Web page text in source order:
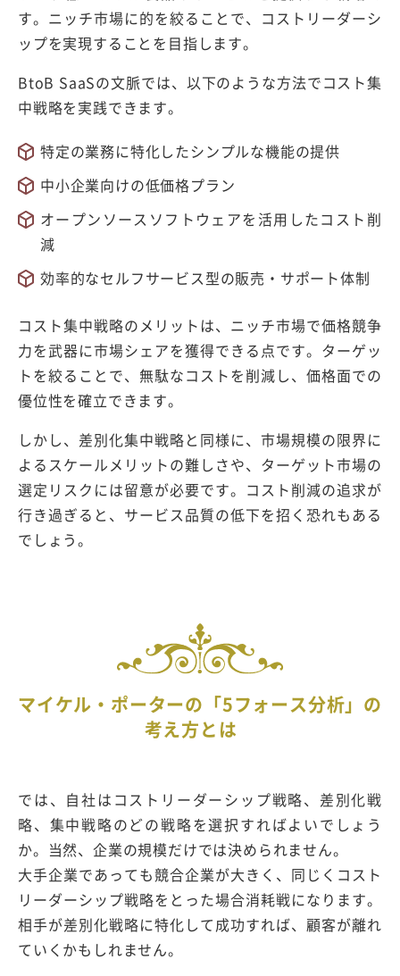
す。ニッチ市場に的を絞ることで、コストリーダーシ
ップを実現することを目指します。
BtoB SaaSの文脈では、以下のような方法でコスト集
中戦略を実践できます。
特定の業務に特化したシンプルな機能の提供
中小企業向けの低価格プラン
オープンソースソフトウェアを活用したコスト削
減
効率的なセルフサービス型の販売・サポート体制
コスト集中戦略のメリットは、ニッチ市場で価格競争
力を武器に市場シェアを獲得できる点です。ターゲッ
トを絞ることで、無駄なコストを削減し、価格面での
優位性を確立できます。
しかし、差別化集中戦略と同様に、市場規模の限界に
よるスケールメリットの難しさや、ターゲット市場の
選定リスクには留意が必要です。コスト削減の追求が
行き過ぎると、サービス品質の低下を招く恐れもある
でしょう。
マイケル・ポーターの「5フォース分析」の
考え方とは
では、自社はコストリーダーシップ戦略、差別化戦
略、集中戦略のどの戦略を選択すればよいでしょう
か。当然、企業の規模だけでは決められません。
大手企業であっても競合企業が大きく、同じくコスト
リーダーシップ戦略をとった場合消耗戦になります。
相手が差別化戦略に特化して成功すれば、顧客が離れ
ていくかもしれません。